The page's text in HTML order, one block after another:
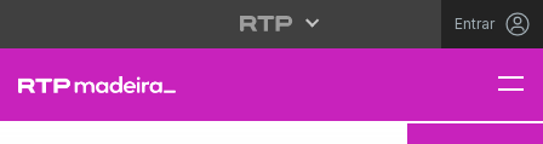
Entrar